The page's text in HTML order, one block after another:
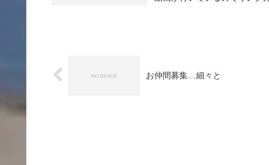
お仲間募集…細々と